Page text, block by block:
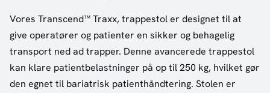
Vores Transcend™ Traxx, trappestol er designet til at
give operatører og patienter en sikker og behagelig
transport ned ad trapper. Denne avancerede trappestol
kan klare patientbelastninger på op til 250 kg, hvilket gør
den egnet til bariatrisk patienthåndtering. Stolen er